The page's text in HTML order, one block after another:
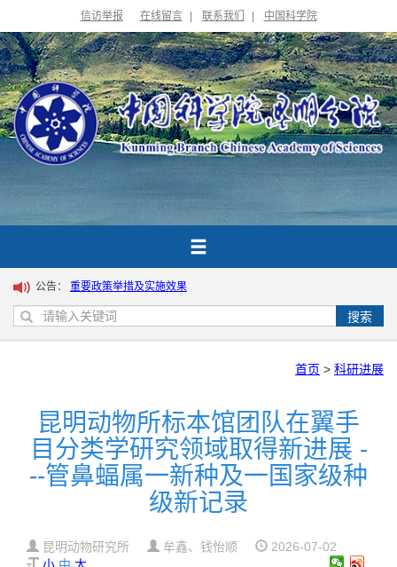
信访举报 在线留言 联系我们 中国科学院
公告： 重要政策举措及实施效果
搜索
首页 > 科研进展
昆明动物所标本馆团队在翼手
目分类学研究领域取得新进展 -
--管鼻蝠属一新种及一国家级种
级新记录
昆明动物研究所 牟鑫、钱怡顺
2026-07-02